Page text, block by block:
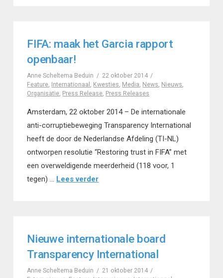
FIFA: maak het Garcia rapport
openbaar!
Anne Scheltema Beduin
22 oktober 2014
Feature, Internationaal , Kwesties, Media, News, Nieuws,
Organisatie, Press Release, Press Releases
Amsterdam, 22 oktober 2014 – De internationale
anti-corruptiebeweging Transparency International
heeft de door de Nederlandse Afdeling (TI-NL)
ontworpen resolutie “Restoring trust in FIFA” met
een overweldigende meerderheid (118 voor, 1
tegen) … Lees verder
Nieuwe internationale board
Transparency International
Anne Scheltema Beduin
21 oktober 2014